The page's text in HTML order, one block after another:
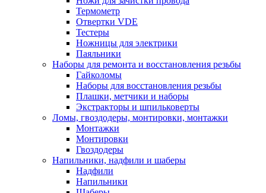
Термометр
Отвертки VDE
Тестеры
Ножницы для электрики
Паяльники
Наборы для ремонта и восстановления резьбы
Гайколомы
Наборы для восстановления резьбы
Плашки, метчики и наборы
Экстракторы и шпильковерты
Ломы, гвоздодеры, монтировки, монтажки
Монтажки
Монтировки
Гвоздодеры
Напильники, надфили и шаберы
Надфили
Напильники